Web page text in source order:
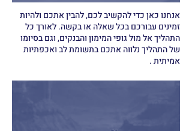
אנחנו כאן כדי להקשיב לכם, להבין אתכם ולהיות
זמינים עבורכם בכל שאלה או בקשה. לאורך כל
התהליך אל מול גופי המימון והבנקים, וגם בסיומו
של התהליך נלווה אתכם בתשומת לב ואכפתיות
אמיתית .